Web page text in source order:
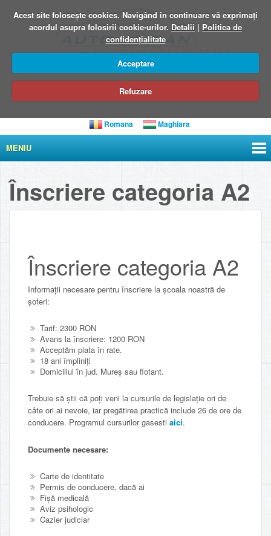
Acest site foloseşte cookies. Navigând în continuare vă exprimați
acordul asupra folosirii cookie-urilor. Detalii | Politica de
confidențialitate
Acceptare
Refuzare
Romana Maghiara
MENIU
Înscriere categoria A2
Înscriere categoria A2
Informații necesare pentru înscriere la școala noastră de
șoferi:
Tarif: 2300 RON
Avans la înscriere: 1200 RON
Acceptăm plata în rate.
18 ani împliniți
Domiciliul în jud. Mureș sau flotant.
Trebuie să știi că poți veni la cursurile de legislație ori de
câte ori ai nevoie, iar pregătirea practică include 26 de ore de
conducere. Programul cursurilor gasesti aici.
Documente necesare:
Carte de identitate
Permis de conducere, dacă ai
Fișă medicală
Aviz psihologic
Cazier judiciar